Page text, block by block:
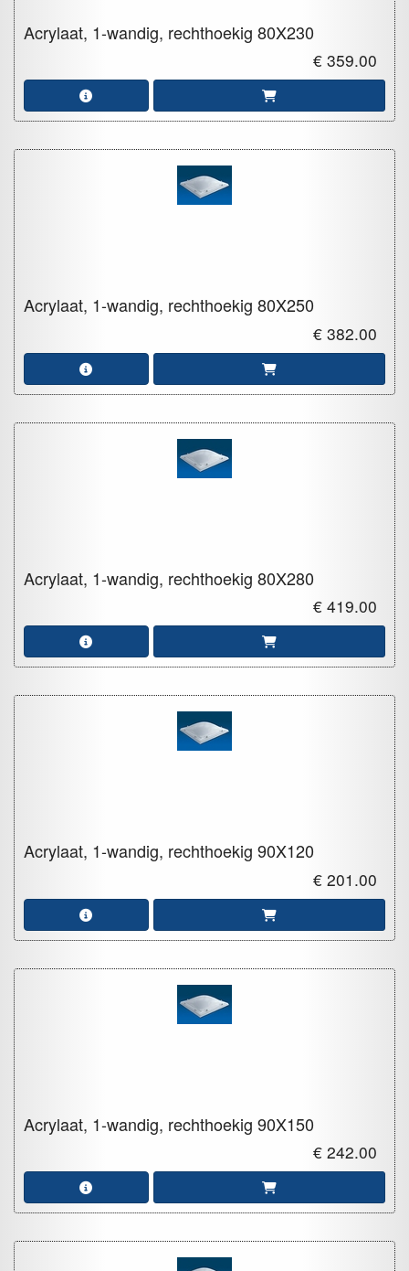
Acrylaat, 1-wandig, rechthoekig 80X230
€ 359.00
Acrylaat, 1-wandig, rechthoekig 80X250
€ 382.00
Acrylaat, 1-wandig, rechthoekig 80X280
€ 419.00
Acrylaat, 1-wandig, rechthoekig 90X120
€ 201.00
Acrylaat, 1-wandig, rechthoekig 90X150
€ 242.00